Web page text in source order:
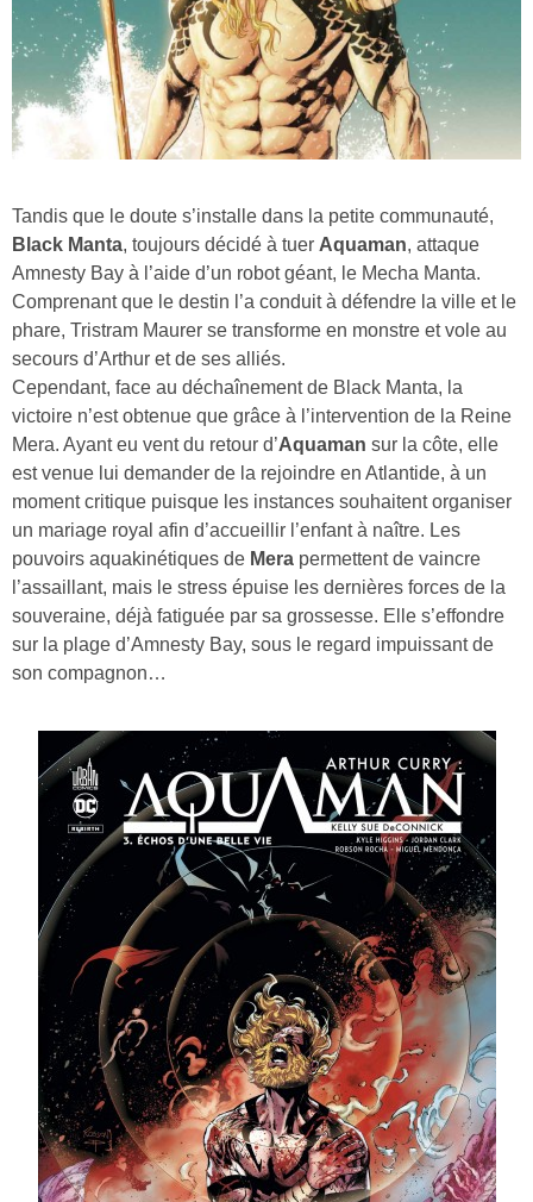
Tandis que le doute s’installe dans la petite communauté,
Black Manta, toujours décidé à tuer Aquaman, attaque
Amnesty Bay à l’aide d’un robot géant, le Mecha Manta.
Comprenant que le destin l’a conduit à défendre la ville et le
phare, Tristram Maurer se transforme en monstre et vole au
secours d’Arthur et de ses alliés.
Cependant, face au déchaînement de Black Manta, la
victoire n’est obtenue que grâce à l’intervention de la Reine
Mera. Ayant eu vent du retour d’Aquaman sur la côte, elle
est venue lui demander de la rejoindre en Atlantide, à un
moment critique puisque les instances souhaitent organiser
un mariage royal afin d’accueillir l’enfant à naître. Les
pouvoirs aquakinétiques de Mera permettent de vaincre
l’assaillant, mais le stress épuise les dernières forces de la
souveraine, déjà fatiguée par sa grossesse. Elle s’effondre
sur la plage d’Amnesty Bay, sous le regard impuissant de
son compagnon…